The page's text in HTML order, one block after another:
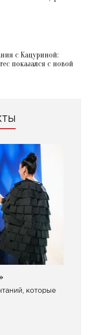
с Кацуриной:
показался с новой
которые